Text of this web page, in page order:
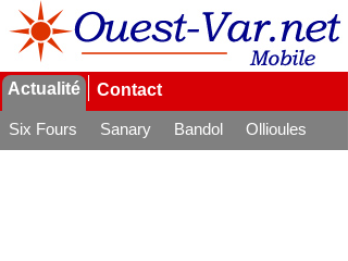
Actualité Contact
Six Fours Sanary Bandol
Ollioules